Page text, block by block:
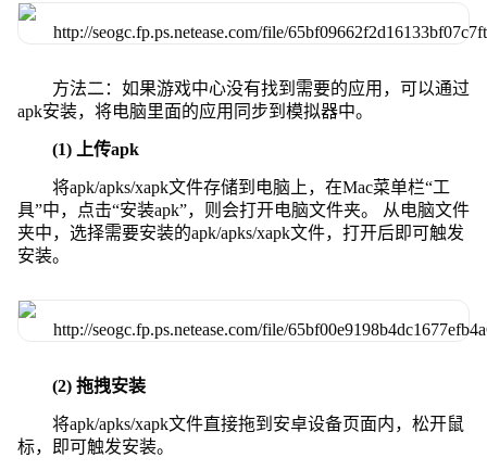
方法二：如果游戏中心没有找到需要的应用，可以通过
apk安装，将电脑里面的应用同步到模拟器中。
(1) 上传apk
将apk/apks/xapk文件存储到电脑上，在Mac菜单栏“工
具”中，点击“安装apk”，则会打开电脑文件夹。 从电脑文件
夹中，选择需要安装的apk/apks/xapk文件，打开后即可触发
安装。
(2) 拖拽安装
将apk/apks/xapk文件直接拖到安卓设备页面内，松开鼠
标，即可触发安装。